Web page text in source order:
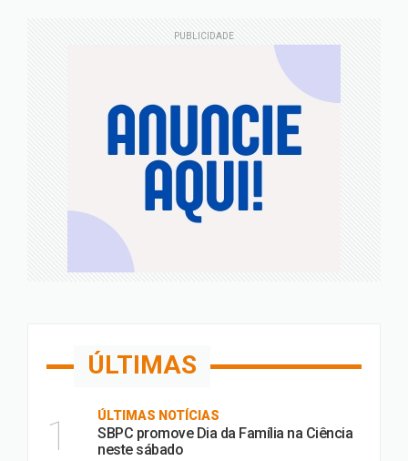
PUBLICIDADE
ÚLTIMAS
1 ÚLTIMAS NOTÍCIAS
SBPC promove Dia da Família na Ciência
neste sábado